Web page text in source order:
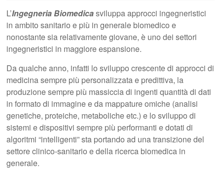
L’Ingegneria Biomedicasviluppa approcci ingegneristici
in ambito sanitario e più in generale biomedico e
nonostante sia relativamente giovane, è uno dei settori
ingegneristici in maggiore espansione.
Da qualche anno, infatti lo sviluppo crescente di approcci di
medicina sempre più personalizzata e predittiva, la
produzione sempre più massiccia di ingenti quantità di dati
in formato di immagine e da mappature omiche (analisi
genetiche, proteiche, metaboliche etc.) e lo sviluppo di
sistemi e dispositivi sempre più performanti e dotati di
algoritmi “intelligenti” sta portando ad una transizione del
settore clinico-sanitario e della ricerca biomedica in
generale.